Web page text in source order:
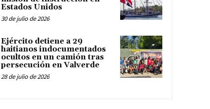
Estados Unidos
30 de julio de 2026
Ejército detiene a 29
haitianos indocumentados
ocultos en un camión tras
persecución en Valverde
28 de julio de 2026